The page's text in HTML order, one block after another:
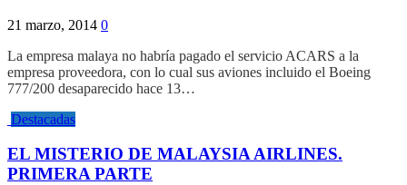
21 marzo, 2014 0
La empresa malaya no habría pagado el servicio ACARS a la
empresa proveedora, con lo cual sus aviones incluido el Boeing
777/200 desaparecido hace 13…
Destacadas
EL MISTERIO DE MALAYSIA AIRLINES.
PRIMERA PARTE